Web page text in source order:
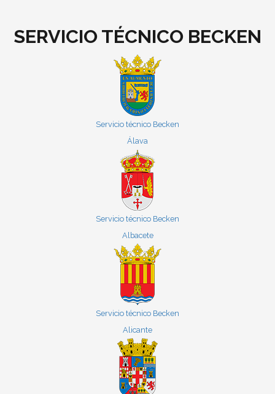
SERVICIO TÉCNICO BECKEN
Servicio técnico Becken
Álava
Servicio técnico Becken
Albacete
Servicio técnico Becken
Alicante